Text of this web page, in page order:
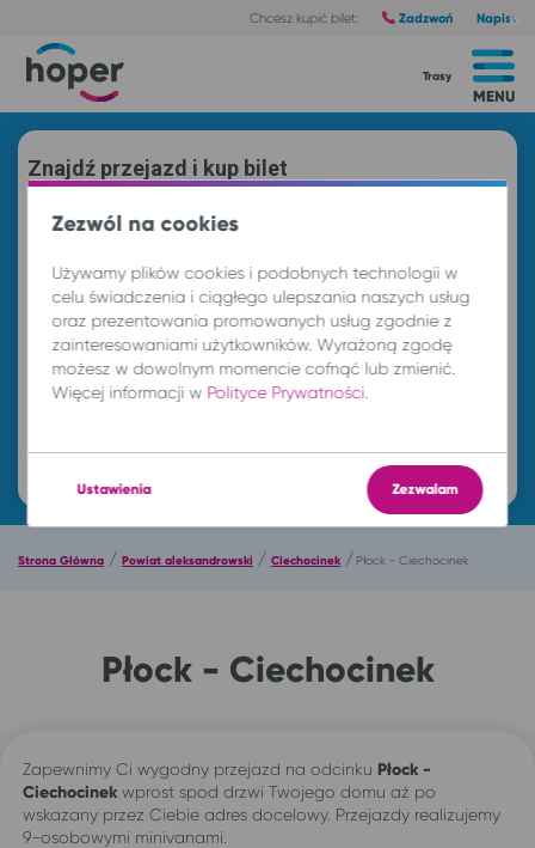
Chcesz kupić bilet: Zadzwoń Napisz
MENU
Trasy
Znajdź przejazd i kup bilet
pt. 7 sie. -- : --
Znajdź przejazd
Strona Główna / Powiat aleksandrowski / Ciechocinek /Płock - Ciechocinek
Płock - Ciechocinek
Zapewnimy Ci wygodny przejazd na odcinku Płock -
Ciechocinek wprost spod drzwi Twojego domu aż po
wskazany przez Ciebie adres docelowy. Przejazdy realizujemy
9-osobowymi minivanami.
Zezwól na cookies
Używamy plików cookies i podobnych technologii w
celu świadczenia i ciągłego ulepszania naszych usług
oraz prezentowania promowanych usług zgodnie z
zainteresowaniami użytkowników. Wyrażoną zgodę
możesz w dowolnym momencie cofnąć lub zmienić.
Więcej informacji w Polityce Prywatności
Ustawienia Zezwalam